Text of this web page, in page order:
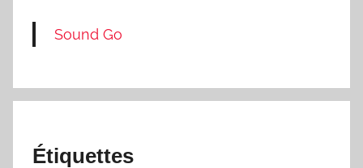
Sound Go
Étiquettes